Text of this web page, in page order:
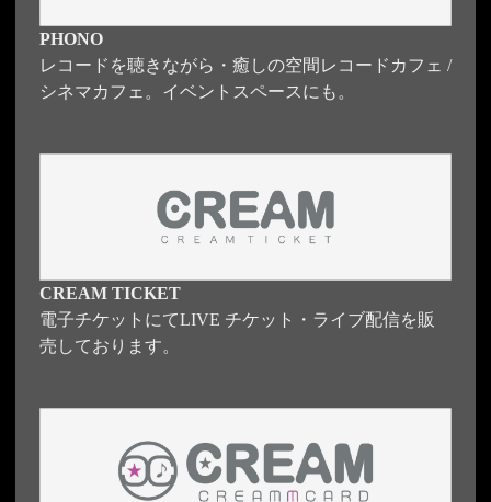
PHONO
レコードを聴きながら・癒しの空間レコードカフェ /
シネマカフェ。イベントスペースにも。
CREAM TICKET
電子チケットにてLIVE チケット・ライブ配信を販
売しております。